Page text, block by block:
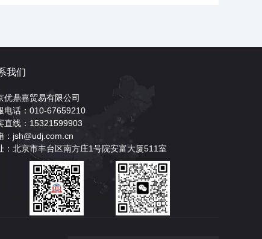
我们
优鼎嘉贸易有限公司
电话：010-67659210
直线：15321599903
：jsh@udj.com.cn
：北京市丰台区南方庄1号院安富大厦511室